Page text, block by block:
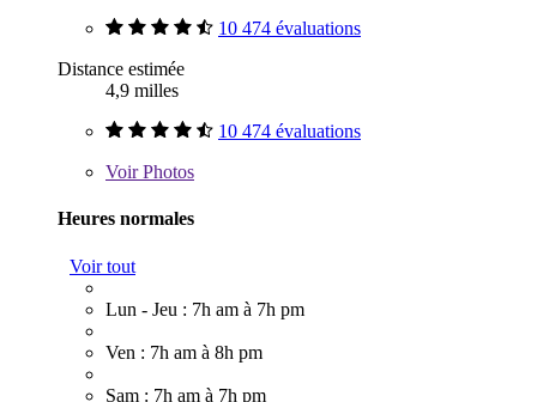
10 474 évaluations
Distance estimée
4,9 milles
10 474 évaluations
VoirPhotos
Heures normales
Voir tout
Lun - Jeu : 7h am à 7h pm
Ven : 7h am à 8h pm
Sam : 7h am à 7h pm